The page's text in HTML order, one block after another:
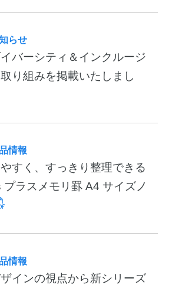
バーシティ＆インクルージ
り組みを掲載いたしまし
らせ
すく、すっきり整理できる
プラスメモリ罫 A4 サイズノ
情報
インの視点から新シリーズ
情報